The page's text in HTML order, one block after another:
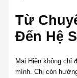
Từ
Đến Hệ
Mai Hiền không chỉ
mình. Chị còn